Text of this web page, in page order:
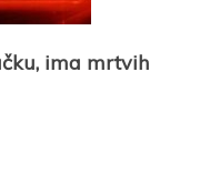
ima mrtvih